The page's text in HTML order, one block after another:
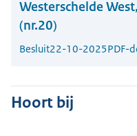
Westerschelde
(nr.20)
Besluit22-10-2025PDF-
Hoort bij